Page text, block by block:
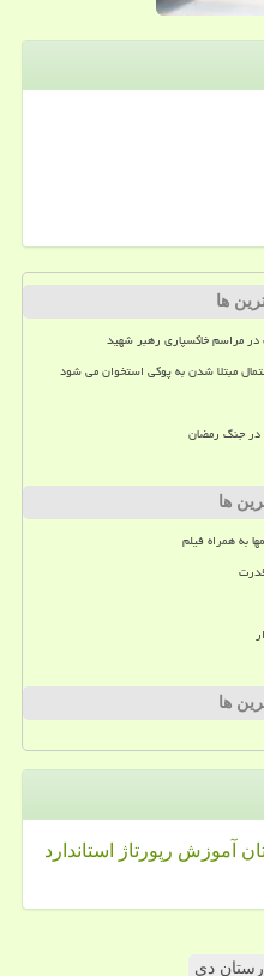
ها
مراسم خاکسپاری رهبر شهید
مبتلا شدن به پوکی استخوان می شود
در جنگ رمضان
ها
به همراه فیلم
ها
آموزش رپورتاژ
استاندارد
دی